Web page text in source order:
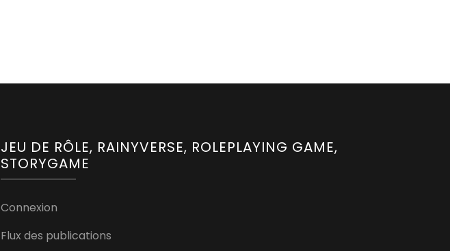
JEU DE RÔLE, RAINYVERSE, ROLEPLAYING GAME,
STORYGAME
Connexion
Flux des publications